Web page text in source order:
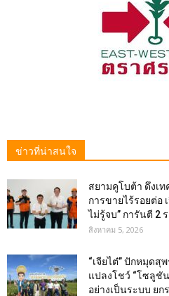
ข่าวที่น่าสนใจ
สยามคูโบต้า ดึงเ
การขายไร้รอยต่อ
ไม่รู้จบ” การันตี 2
สิงหาคม 5, 2026
“เจียไต๋” ปักหมุดสุ
แปลงโชว์ “โซลูชั
อย่างเป็นระบบ ยก